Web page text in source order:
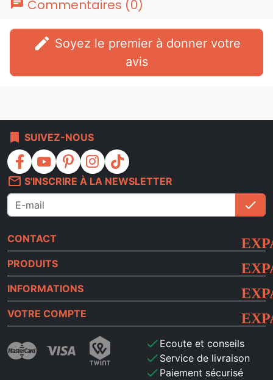
chat Commentaires (0)
edit
avis
bookmark SUIVEZ-NOUS
facebook youtube pinterest instagram
tiktok
mail_outline S'INSCRIRE À LA NEWSLETTER
check
CONTACT
PRODUITS
INFORMATIONS
VOTRE COMPTE
check Ecoute et conseils
check Service de livraison
check Paiement sécurisé